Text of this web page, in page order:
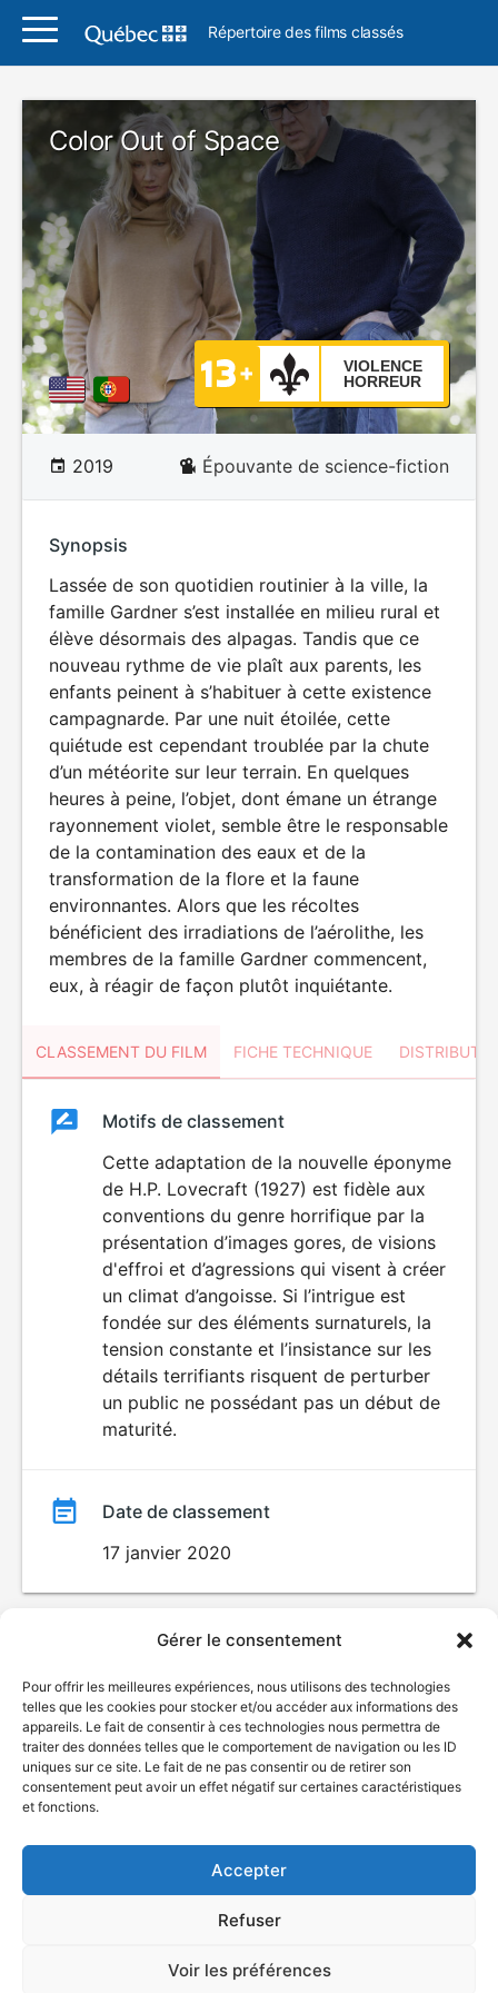
Gérer le consentement
Pour offrir les meilleures expériences, nous utilisons des technologies
telles que les cookies pour stocker et/ou accéder aux informations des
appareils. Le fait de consentir à ces technologies nous permettra de
traiter des données telles que le comportement de navigation ou les ID
uniques sur ce site. Le fait de ne pas consentir ou de retirer son
consentement peut avoir un effet négatif sur certaines caractéristiques
et fonctions.
Accepter
Refuser
Voir les préférences
Répertoire des films classés
Color Out of Space
VIOLENCE
HORREUR
2019 Épouvante de science-fiction
Synopsis
Lassée de son quotidien routinier à la ville, la
famille Gardner s’est installée en milieu rural et
élève désormais des alpagas. Tandis que ce
nouveau rythme de vie plaît aux parents, les
enfants peinent à s’habituer à cette existence
campagnarde. Par une nuit étoilée, cette
quiétude est cependant troublée par la chute
d’un météorite sur leur terrain. En quelques
heures à peine, l’objet, dont émane un étrange
rayonnement violet, semble être le responsable
de la contamination des eaux et de la
transformation de la flore et la faune
environnantes. Alors que les récoltes
bénéficient des irradiations de l’aérolithe, les
membres de la famille Gardner commencent,
eux, à réagir de façon plutôt inquiétante.
CLASSEMENT DU FILM FICHE TECHNIQUE
ClassementClassement
VIOLENCE
HORREUR
Motifs de classement
Cette adaptation de la nouvelle éponyme
de H.P. Lovecraft (1927) est fidèle aux
conventions du genre horrifique par la
présentation d’images gores, de visions
d'effroi et d’agressions qui visent à créer
un climat d’angoisse. Si l’intrigue est
fondée sur des éléments surnaturels, la
tension constante et l’insistance sur les
détails terrifiants risquent de perturber
un public ne possédant pas un début de
maturité.
Date de classement
17 janvier 2020
© Gouvernement du Québec, 2026
Plan du site
Accessibilité
Accès à l'information
Déclaration de services